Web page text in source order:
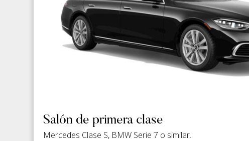
Salón de primera clase
Mercedes Clase S, BMW Serie 7 o similar.